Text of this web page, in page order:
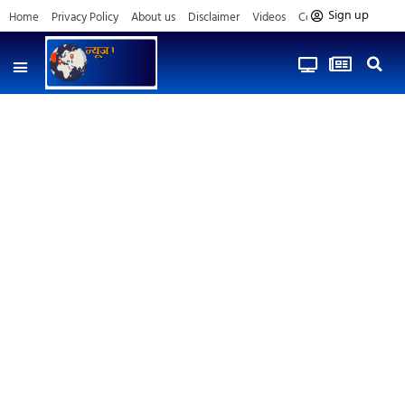
Home Privacy Policy About us Disclaimer Videos Contact us
Sign up